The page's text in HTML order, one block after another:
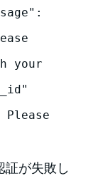
your
Please
証が失敗し